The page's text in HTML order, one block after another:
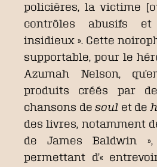
policières, la victime
contrôles abusifs et
insidieux ». Cette
supportable, pour le
Azumah Nelson,
produits créés par
chansons desoul et de
des livres, notamment
de James Baldwin
permettant d’«